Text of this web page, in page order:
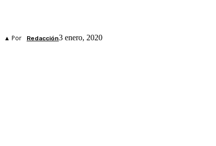
▲ Por Redacción3 enero, 2020